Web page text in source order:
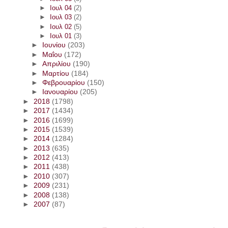
►
Ιουλ 04 (2)
►
Ιουλ 03 (2)
► Ιουλ 02 (5)
►
Ιουλ 01 (3)
►
Ιουνίου (203)
►
Μαΐου (172)
► Απριλίου (190)
► Μαρτίου (184)
► Φεβρουαρίου (150)
►
Ιανουαρίου (205)
► 2018 (1798)
►2017 (1434)
► 2016 (1699)
► 2015 (1539)
►2014 (1284)
► 2013 (635)
►2012 (413)
►2011 (438)
► 2010 (307)
►2009 (231)
► 2008 (138)
►2007 (87)